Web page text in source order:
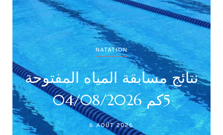
نتائج
NATATION
بطولة جميع الأصناف
/أصاغر/أواسط /
أكابر)